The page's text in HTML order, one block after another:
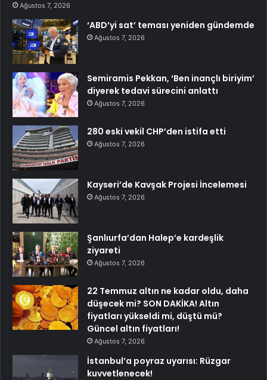
Ağustos 7, 2026
‘ABD’yi sat’ teması yeniden gündemde
Ağustos 7, 2026
Semiramis Pekkan, ‘Ben inançlı biriyim’
diyerek tedavi sürecini anlattı
Ağustos 7, 2026
280 eski vekil CHP’den istifa etti
Ağustos 7, 2026
Kayseri’de Kavşak Projesi İncelemesi
Ağustos 7, 2026
Şanlıurfa’dan Halep’e kardeşlik
ziyareti
Ağustos 7, 2026
22 Temmuz altın ne kadar oldu, daha
düşecek mi? SON DAKİKA! Altın
fiyatları yükseldi mi, düştü mü?
Güncel altın fiyatları!
Ağustos 7, 2026
İstanbul’a poyraz uyarısı: Rüzgar
kuvvetlenecek!